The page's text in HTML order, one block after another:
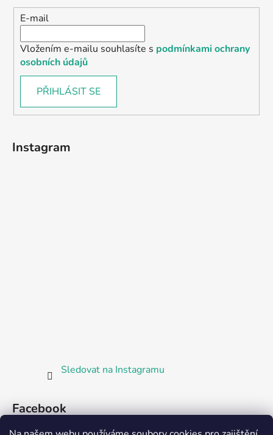
E-mail
Vložením e-mailu souhlasíte s podmínkami ochrany
osobních údajů
PŘIHLÁSIT SE
Instagram
Sledovat na Instagramu
Facebook